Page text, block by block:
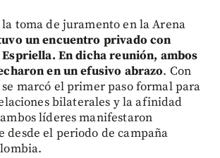
la toma de juramento en la Arena
un encuentro privado con
En dicha reunión, ambos
en un efusivo abrazo. Con
marcó el primer paso formal para
bilaterales y la afinidad
líderes manifestaron
desde el periodo de campaña